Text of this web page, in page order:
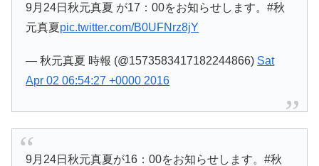
9月24日秋元真夏 が17：00をお知らせします。#秋
元真夏pic.twitter.com/B0UFNrz8jY
— 秋元真夏 時報 (@1573583417182244866) Sat
Apr 02 06:54:27 +0000 2016
9月24日秋元真夏が16：00をお知らせします。#秋